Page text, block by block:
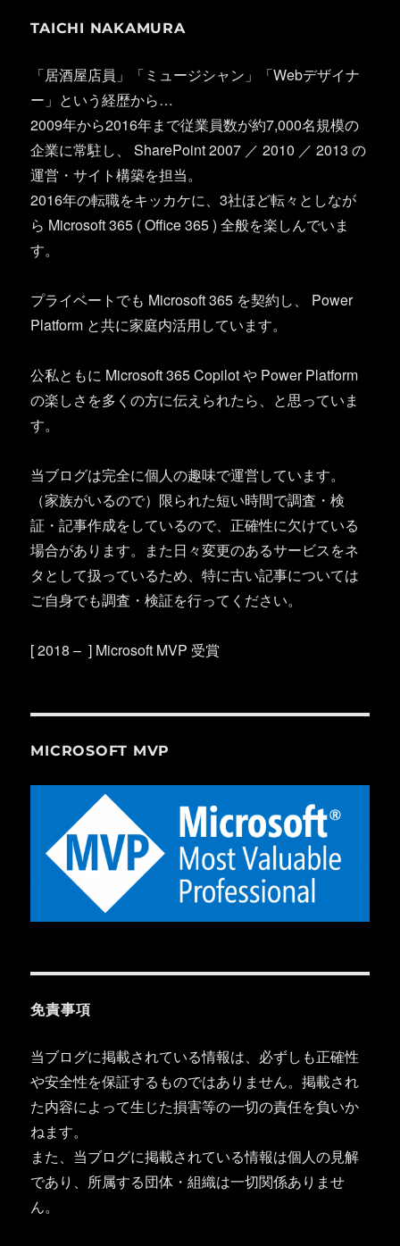
TAICHI NAKAMURA
「居酒屋店員」「ミュージシャン」「Webデザイナ
ー」という経歴から…
2009年から2016年まで従業員数が約7,000名規模の
企業に常駐し、 SharePoint 2007 ／ 2010 ／ 2013 の
運営・サイト構築を担当。
2016年の転職をキッカケに、3社ほど転々としなが
ら Microsoft 365 ( Office 365 ) 全般を楽しんでいま
す。
プライベートでも Microsoft 365 を契約し、 Power
Platform と共に家庭内活用しています。
公私ともに Microsoft 365 Copilot や Power Platform
の楽しさを多くの方に伝えられたら、と思っていま
す。
当ブログは完全に個人の趣味で運営しています。
（家族がいるので）限られた短い時間で調査・検
証・記事作成をしているので、正確性に欠けている
場合があります。また日々変更のあるサービスをネ
タとして扱っているため、特に古い記事については
ご自身でも調査・検証を行ってください。
[ 2018 – ] Microsoft MVP 受賞
MICROSOFT MVP
免責事項
当ブログに掲載されている情報は、必ずしも正確性
や安全性を保証するものではありません。掲載され
た内容によって生じた損害等の一切の責任を負いか
ねます。
また、当ブログに掲載されている情報は個人の見解
であり、所属する団体・組織は一切関係ありませ
ん。